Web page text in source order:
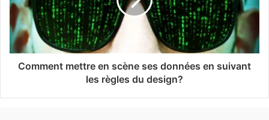
Comment mettre en scène ses données en suivant
les règles du design?